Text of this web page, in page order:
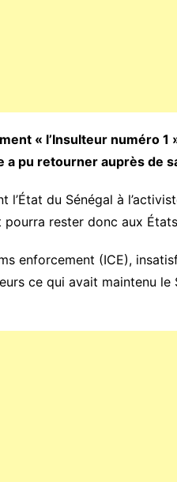
« l’Insulteur numéro 1
a pu retourner auprès de
l’État du Sénégal à
pourra rester donc aux
enforcement (ICE),
ce qui avait maintenu le